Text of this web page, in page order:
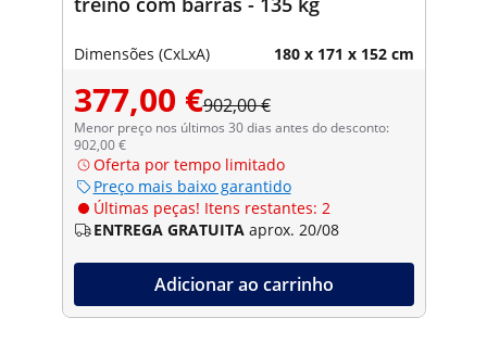
Dimensões (CxLxA) 180 x 171 x 152 cm
377,00 €902,00 €
Menor preço nos últimos 30 dias antes do desconto:
902,00 €
Oferta por tempo limitado
Preço mais baixo garantido
Últimas peças! Itens restantes: 2
ENTREGA GRATUITA aprox. 20/08
Adicionar ao carrinho